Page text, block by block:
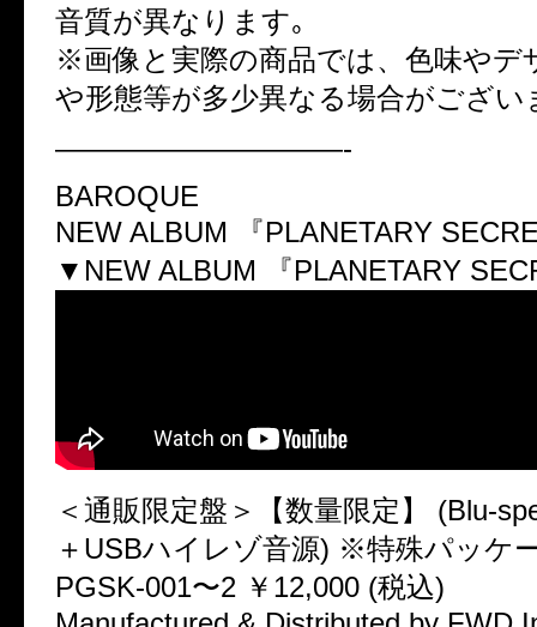
音質が異なります｡
※画像と実際の商品では、色味やデ
や形態等が多少異なる場合がござい
——————————-
BAROQUE
NEW ALBUM 『PLANETARY
▼NEW ALBUM 『PLANETARY
＜通販限定盤＞【数量限定】 (Blu-
＋USBハイレゾ音源) ※特殊パッケ
PGSK-001〜2 ￥12,000 (税込)